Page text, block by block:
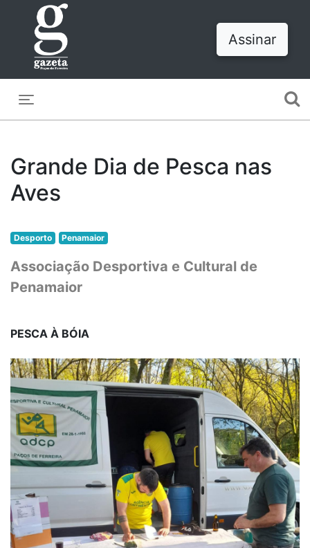
Assinar
Grande Dia de Pesca nas
Aves
Desporto Penamaior
Associação Desportiva e Cultural de
Penamaior
PESCA À BÓIA